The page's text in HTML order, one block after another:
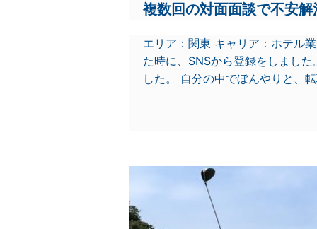
複数回の対面面談で不安解
エリア：関東 キャリア：ホテル
た時に、SNSから登録をしまし
した。 自分の中でぼんやりと、